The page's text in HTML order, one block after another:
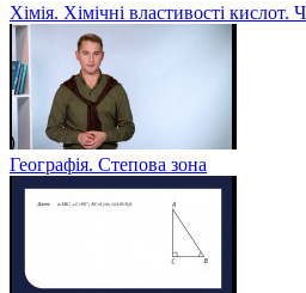
Хімія. Хімічні властивості кислот.
Географія. Степова зона